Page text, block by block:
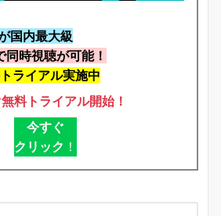
国内最大級
時視聴が可能！
ライアル実施中
料トライアル開始！
今すぐ
クリック ！